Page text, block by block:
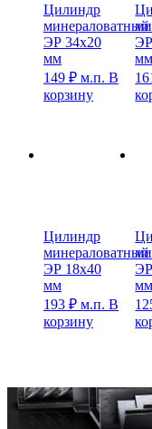
Цилиндр
минераловатный
ЭР 34х20
мм
149 ₽ м.п. В
корзину
мм
Цилиндр
минераловатный
ЭР 18х40
мм
193 ₽ м.п. В
корзину
мм